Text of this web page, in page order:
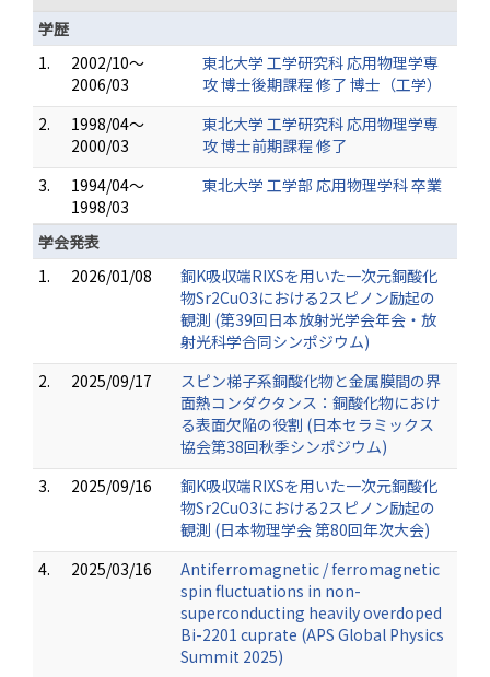
学歴
1.
2002/10～
2006/03
東北大学 工学研究科 応用物理学専
攻 博士後期課程 修了 博士（工学）
2.
1998/04～
2000/03
東北大学 工学研究科 応用物理学専
攻 博士前期課程 修了
3.
1994/04～
1998/03
東北大学 工学部 応用物理学科 卒業
学会発表
1.
2026/01/08
銅K吸収端RIXSを用いた一次元銅酸化
物Sr2CuO3における2スピノン励起の
観測 (第39回日本放射光学会年会・放
射光科学合同シンポジウム)
2.
2025/09/17
スピン梯子系銅酸化物と金属膜間の界
面熱コンダクタンス：銅酸化物におけ
る表面欠陥の役割 (日本セラミックス
協会第38回秋季シンポジウム)
3.
2025/09/16
銅K吸収端RIXSを用いた一次元銅酸化
物Sr2CuO3における2スピノン励起の
観測 (日本物理学会 第80回年次大会)
4.
2025/03/16
Antiferromagnetic / ferromagnetic
spin fluctuations in non-
superconducting heavily overdoped
Bi-2201 cuprate (APS Global Physics
Summit 2025)